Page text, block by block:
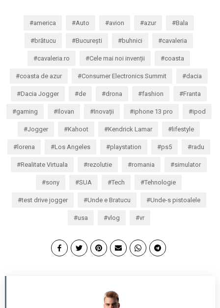
america Auto avion azur Bala
brătucu București buhnici cavaleria
cavaleria.ro Cele mai noi invenții coasta
coasta de azur Consumer Electronics Summit dacia
Dacia Jogger de drona fashion Franta
gaming Ilovan Inovații iphone 13 pro ipod
Jogger Kahoot Kendrick Lamar lifestyle
lorena Los Angeles playstation ps5 radu
Realitate Virtuala rezolutie romania simulator
sony SUA Tech Tehnologie
test drive jogger Unde e Bratucu Unde-s pistoalele
usa vlog vr